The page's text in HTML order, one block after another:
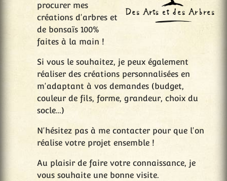
procurer mes
créations d'arbres et
de bonsaïs 100%
faites à la main !
Si vous le souhaitez, je peux également
réaliser des créations personnalisées en
m'adaptant à vos demandes (budget,
couleur de fils, forme, grandeur, choix du
socle…)
N'hésitez pas à me contacter pour que l'on
réalise votre projet ensemble !
Au plaisir de faire votre connaissance, je
vous souhaite une bonne visite.